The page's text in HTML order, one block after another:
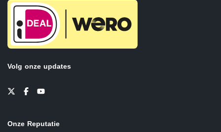
Volg onze updates
Onze Reputatie